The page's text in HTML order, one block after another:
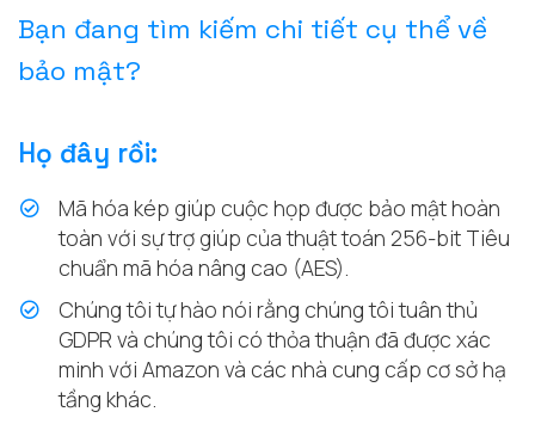
Bạn đang tìm kiếm chi tiết cụ thể về
bảo mật?
Họ đây rồi:
Mã hóa kép giúp cuộc họp được bảo mật hoàn
toàn với sự trợ giúp của thuật toán 256-bit Tiêu
chuẩn mã hóa nâng cao (AES).
Chúng tôi tự hào nói rằng chúng tôi tuân thủ
GDPR và chúng tôi có thỏa thuận đã được xác
minh với Amazon và các nhà cung cấp cơ sở hạ
tầng khác.